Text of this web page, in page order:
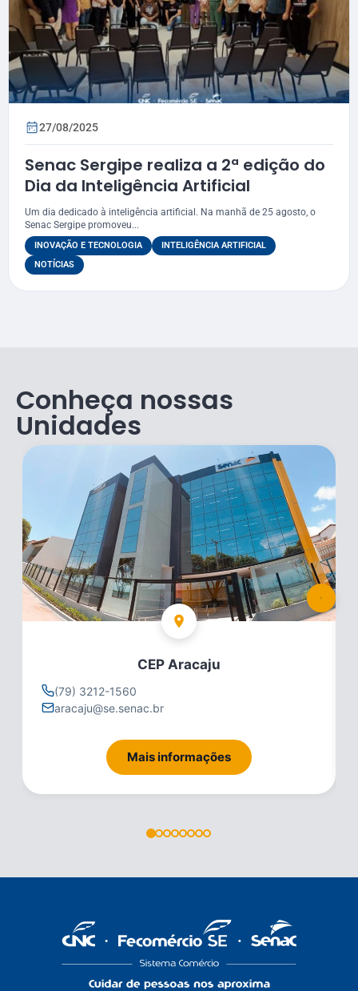
27/08/2025
Senac Sergipe realiza a 2ª edição do
Dia da Inteligência Artificial
Um dia dedicado à inteligência artificial. Na manhã de 25 agosto, o
Senac Sergipe promoveu...
INOVAÇÃO E TECNOLOGIA
INTELIGÊNCIA ARTIFICIAL
NOTÍCIAS
Conheça nossas
Unidades
CEP Aracaju
(79) 3212-1560
aracaju@se.senac.br
Mais informações